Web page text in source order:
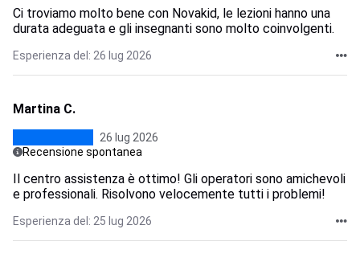
Ci troviamo molto bene con Novakid, le lezioni hanno una
durata adeguata e gli insegnanti sono molto coinvolgenti.
Esperienza del: 26 lug 2026
Martina C.
26 lug 2026
Recensione spontanea
Il centro assistenza è ottimo! Gli operatori sono amichevoli
e professionali. Risolvono velocemente tutti i problemi!
Esperienza del: 25 lug 2026